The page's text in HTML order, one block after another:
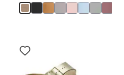
con